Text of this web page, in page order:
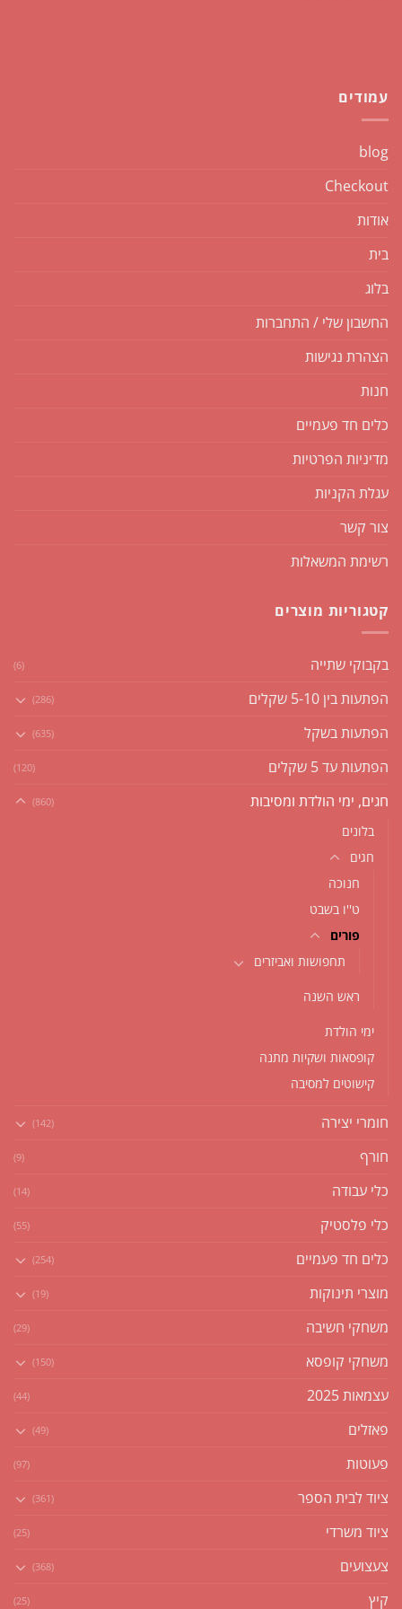
עמודים
blog
Checkout
אודות
בית
בלוג
החשבון שלי / התחברות
הצהרת נגישות
חנות
כלים חד פעמיים
מדיניות הפרטיות
עגלת הקניות
צור קשר
רשימת המשאלות
קטגוריות מוצרים
בקבוקי שתייה (6)
הפתעות בין 5-10 שקלים (286)
הפתעות בשקל (635)
הפתעות עד 5 שקלים (120)
חגים, ימי הולדת ומסיבות (860)
בלונים
חגים
חנוכה
ט''ו בשבט
פורים
תחפושות ואביזרים
ראש השנה
ימי הולדת
קופסאות ושקיות מתנה
קישוטים למסיבה
חומרי יצירה (142)
חורף (9)
כלי עבודה (14)
כלי פלסטיק (55)
כלים חד פעמיים (254)
מוצרי תינוקות (19)
משחקי חשיבה (29)
משחקי קופסא (150)
עצמאות 2025 (44)
פאזלים (49)
פעוטות (97)
ציוד לבית הספר (361)
ציוד משרדי (25)
צעצועים (368)
קיץ (25)